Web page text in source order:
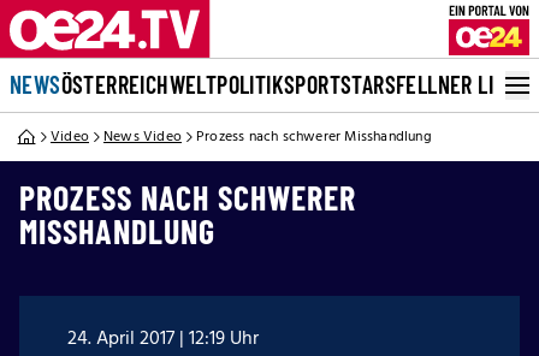
NEWSÖSTERREICHWELTPOLITIKSPORTSTARSFELLNER LIVE
Video News Video Prozess nach schwerer Misshandlung
PROZESS NACH SCHWERER
MISSHANDLUNG
24. April 2017 | 12:19 Uhr